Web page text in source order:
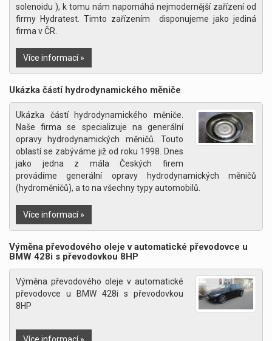
solenoidu ), k tomu nám napomáhá nejmodernější zařízení od
firmy Hydratest. Timto zařízením disponujeme jako jediná
firma v ČR.
Více informací »
Ukázka částí hydrodynamického měniče
Ukázka částí hydrodynamického měniče.
Naše firma se specializuje na generální
opravy hydrodynamických měničů. Touto
oblastí se zabýváme již od roku 1998.
Dnes
jako jedna z mála Českých firem
provádíme generální opravy
hydrodynamických měničů
(hydroměničů), a to na všechny typy automobilů.
Více informací »
Výměna převodového oleje v automatické převodovce u
BMW 428i s převodovkou 8HP
Výměna převodového oleje v automatické
převodovce u BMW 428i s převodovkou
8HP
Více informací »